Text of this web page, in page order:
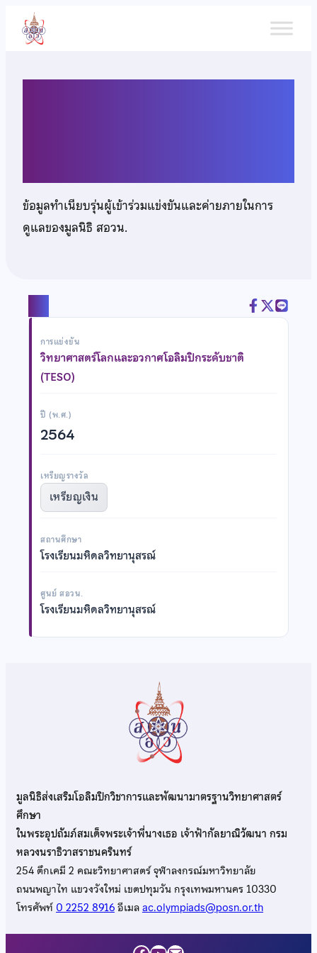
เนื้อหา
ข้อมูลทำเนียบรุ่นผู้เข้าร่วมแข่งขันและค่ายภายในการ
ดูแลของมูลนิธิ สอวน.
การแข่งขัน
วิทยาศาสตร์โลกและอวกาศโอลิมปิกระดับชาติ
(TESO)
ปี (พ.ศ.)
2564
เหรียญรางวัล
เหรียญเงิน
สถานศึกษา
โรงเรียนมหิดลวิทยานุสรณ์
ศูนย์ สอวน.
โรงเรียนมหิดลวิทยานุสรณ์
มูลนิธิส่งเสริมโอลิมปิกวิชาการและพัฒนามาตรฐานวิทยาศาสตร์
ศึกษา
ในพระอุปถัมภ์สมเด็จพระเจ้าพี่นางเธอ เจ้าฟ้ากัลยาณิวัฒนา กรม
หลวงนราธิวาสราชนครินทร์
254 ตึกเคมี 2 คณะวิทยาศาสตร์ จุฬาลงกรณ์มหาวิทยาลัย
ถนนพญาไท แขวงวังใหม่ เขตปทุมวัน กรุงเทพมหานคร 10330
โทรศัพท์0 2252 8916อีเมลac.olympiads@posn.or.th